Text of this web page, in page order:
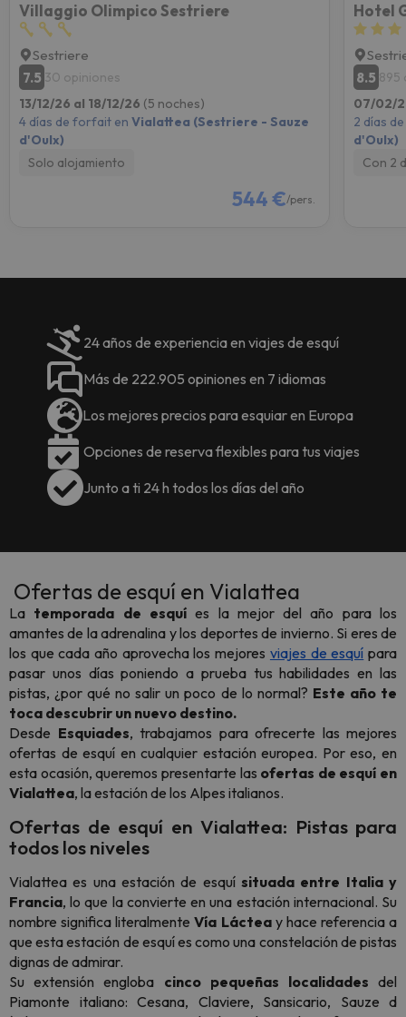
Villaggio Olimpico Sestriere
Sestriere
7.5 30 opiniones
13/12/26 al 18/12/26 (5 noches)
4 días de forfait en Vialattea (Sestriere - Sauze
d'Oulx)
Solo alojamiento
544 €/pers.
Hotel
8.5 895
07/02/
2 días
d'Oulx)
Con 2
24 años de experiencia en viajes de esquí
Más de 222.905 opiniones en 7 idiomas
Los mejores precios para esquiar en Europa
Opciones de reserva flexibles para tus viajes
Junto a ti 24 h todos los días del año
Ofertas de esquí en Vialattea
La temporada de esquíes la mejor del año para los
amantes de la adrenalina y los deportes de invierno. Si eres de
los que cada año aprovecha los mejores viajes de esquí para
pasar unos días poniendo a prueba tus habilidades en las
pistas, ¿por qué no salir un poco de lo normal? Este año te
toca descubrir un nuevo destino.
Desde Esquiades, trabajamos para ofrecerte las mejores
ofertas de esquí en cualquier estación europea. Por eso, en
esta ocasión, queremos presentarte las ofertas de esquí en
Vialattea, la estación de los Alpes italianos.
Ofertas de esquí en Vialattea: Pistas para
todos los niveles
Vialattea es una estación de esquí situada entre Italia y
Francia, lo que la convierte en una estación internacional. Su
nombre significa literalmente Vía Láctea y hace referencia a
que esta estación de esquí es como una constelación de pistas
dignas de admirar.
Su extensión engloba cinco pequeñas localidades del
Piamonte italiano: Cesana, Claviere, Sansicario, Sauze d